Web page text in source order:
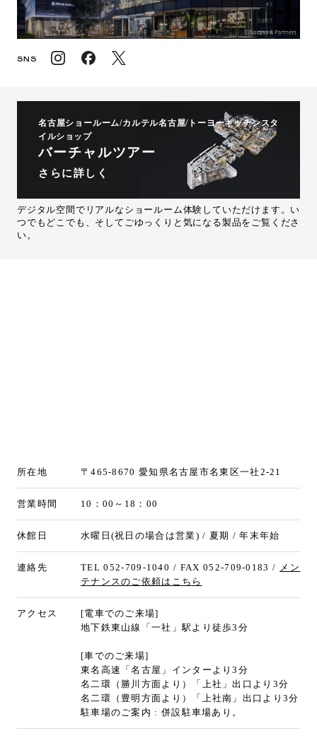
SNS
名古屋ショールーム/カルテル名古屋/トーヨーキッチンスタ
イルショップ
バーチャルツアー
さらに詳しく
デジタル空間でリアルなショールーム体験していただけます。い
つでもどこでも、そしてごゆっくりと気になる製品をご覧くださ
い。
所在地 〒465-8670 愛知県名古屋市名東区一社2-21
営業時間 10：00～18：00
休館日 水曜日(祝日の場合は営業) / 夏期 / 年末年始
連絡先 TEL 052-709-1040 / FAX 052-709-0183 / メン
テナンスのご依頼はこちら
アクセス
[電車でのご来場]
地下鉄東山線「一社」駅より徒歩3分
[車でのご来場]
東名高速「名古屋」インターより3分
名二環（勝川方面より）「上社」出口より3分
名二環（豊明方面より）「上社南」出口より3分
駐車場のご案内 : 併設駐車場あり。